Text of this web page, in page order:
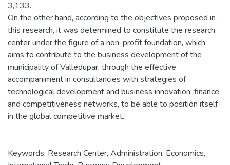
3,133.
On the other hand, according to the objectives proposed in
this research, it was determined to constitute the research
center under the figure of a non-profit foundation, which
aims to contribute to the business development of the
municipality of Valledupar, through the effective
accompaniment in consultancies with strategies of
technological development and business innovation, finance
and competitiveness networks, to be able to position itself
in the global competitive market.
Keywords: Research Center, Administration, Economics,